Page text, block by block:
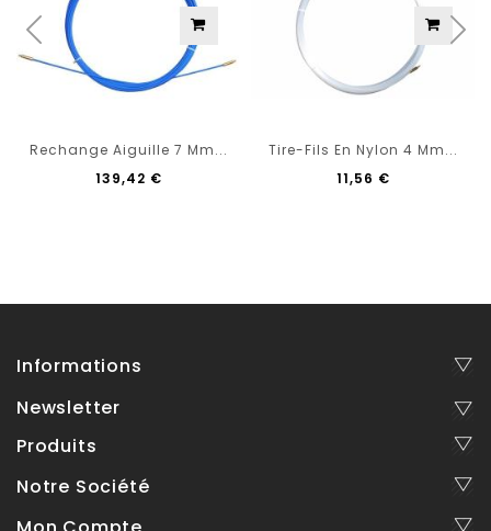
Rechange Aiguille 7 Mm...
139,42 €
Tire-Fils En Nylon 4 Mm...
11,56 €
Informations
Newsletter
Produits
Notre Société